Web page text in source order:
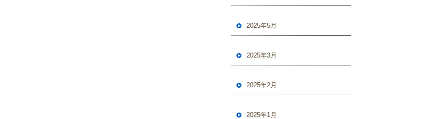
2025年5月
2025年3月
2025年2月
2025年1月